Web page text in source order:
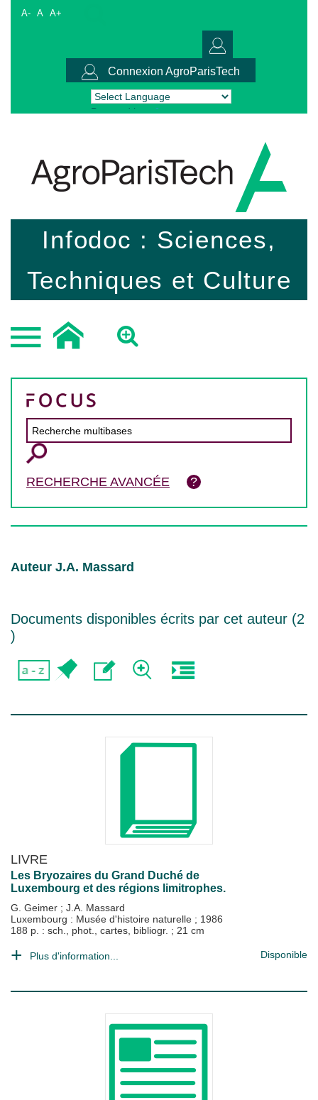
A- A A+
Connexion AgroParisTech
Powered by Translate
Infodoc : Sciences,
Techniques et Culture
RECHERCHE AVANCÉE
Auteur J.A. Massard
Documents disponibles écrits par cet auteur (2
)
LIVRE
Les Bryozaires du Grand Duché de
Luxembourg et des régions limitrophes.
G. Geimer ; J.A. Massard
Luxembourg : Musée d'histoire naturelle ; 1986
188 p. : sch., phot., cartes, bibliogr. ; 21 cm
Plus d'information... Disponible